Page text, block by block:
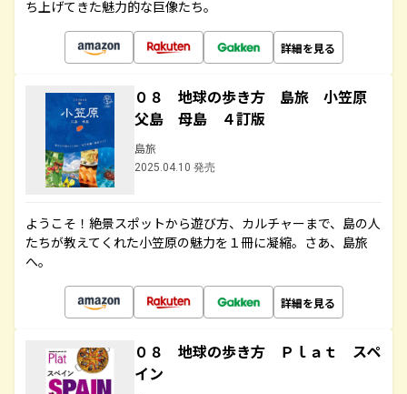
ち上げてきた魅力的な巨像たち。
詳細を見る
０８ 地球の歩き方 島旅 小笠原
父島 母島 ４訂版
島旅
2025.04.10 発売
ようこそ！絶景スポットから遊び方、カルチャーまで、島の人
たちが教えてくれた小笠原の魅力を１冊に凝縮。さあ、島旅
へ。
詳細を見る
０８ 地球の歩き方 Ｐｌａｔ スペ
イン